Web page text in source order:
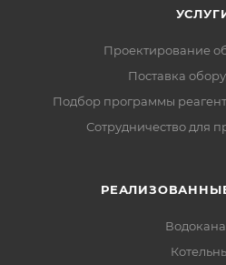
Проектирование
Поставка
Подбор программы
Сотрудничество для